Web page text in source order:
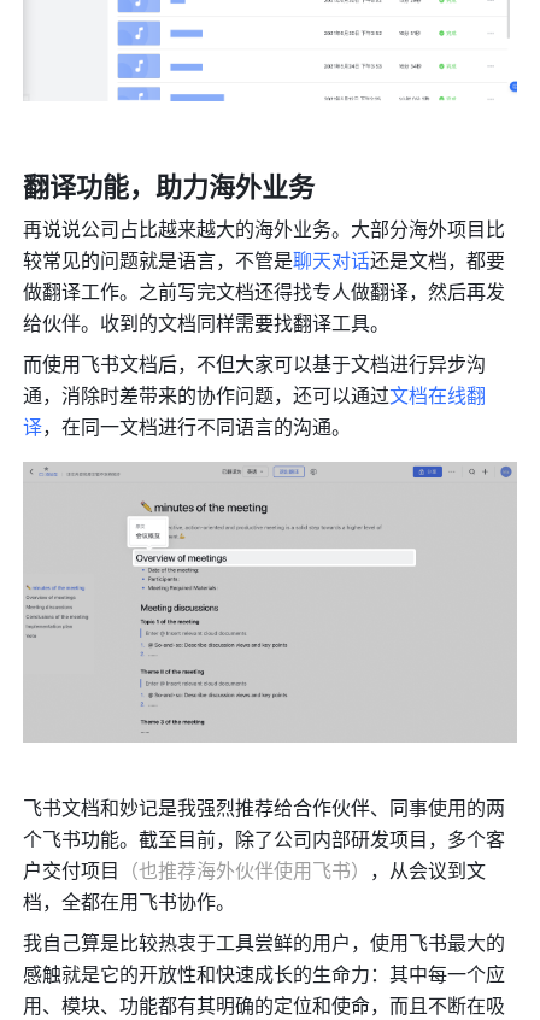
翻译功能，助力海外业务
再说说公司占比越来越大的海外业务。大部分海外项目比
较常见的问题就是语言，不管是聊天对话还是文档，都要
做翻译工作。之前写完文档还得找专人做翻译，然后再发
给伙伴。收到的文档同样需要找翻译工具。
而使用飞书文档后，不但大家可以基于文档进行异步沟
通，消除时差带来的协作问题，还可以通过文档在线翻
译，在同一文档进行不同语言的沟通。
飞书文档和妙记是我强烈推荐给合作伙伴、同事使用的两
个飞书功能。截至目前，除了公司内部研发项目，多个客
户交付项目 （也推荐海外伙伴使用飞书） ，从会议到文
档，全都在用飞书协作。
我自己算是比较热衷于工具尝鲜的用户，使用飞书最大的
感触就是它的开放性和快速成长的生命力：其中每一个应
用、模块、功能都有其明确的定位和使命，而且不断在吸